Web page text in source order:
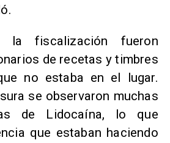
la fiscalización fueron
de recetas y timbres
no estaba en el lugar.
se observaron muchas
de Lidocaína, lo que
que estaban haciendo